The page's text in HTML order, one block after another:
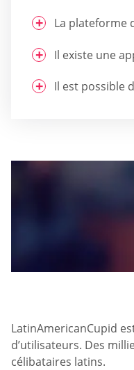
La plateforme
Il existe une
Il est possible
LatinAmericanCupid
d’utilisateurs. Des
célibataires latins.